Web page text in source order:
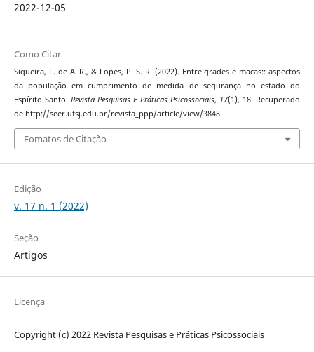
2022-12-05
Como Citar
Siqueira, L. de A. R., & Lopes, P. S. R. (2022). Entre grades e macas:: aspectos
da população em cumprimento de medida de segurança no estado do
Espírito Santo. Revista Pesquisas E Práticas Psicossociais, 17(1), 18. Recuperado
de http://seer.ufsj.edu.br/revista_ppp/article/view/3848
Fomatos de Citação
Edição
v. 17 n. 1 (2022)
Seção
Artigos
Licença
Copyright (c) 2022 Revista Pesquisas e Práticas Psicossociais